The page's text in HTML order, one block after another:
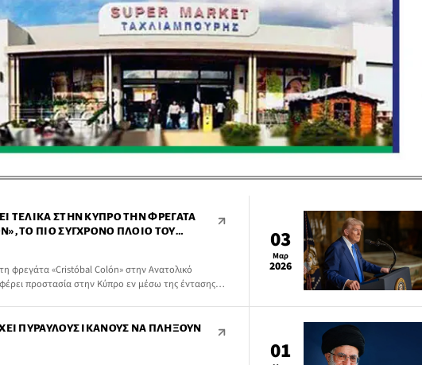
ΤΕΛΙΚΆ ΣΤΗΝ ΚΎΠΡΟ ΤΗΝ ΦΡΕΓΆΤΑ
ΤΟ ΠΙΟ ΣΎΓΧΡΟΝΟ ΠΛΟΊΟ ΤΟΥ
ΤΗΣ
φρεγάτα «Cristóbal Colón» στην Ανατολικό
προστασία στην Κύπρο εν μέσω της έντασης
03
Μαρ
2026
ΠΥΡΑΎΛΟΥΣ ΙΚΑΝΟΎΣ ΝΑ ΠΛΉΞΟΥΝ
01